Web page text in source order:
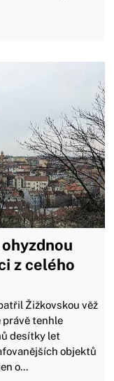
z celého
Žižkovskou věž
právě tenhle
desítky let
objektů
o...